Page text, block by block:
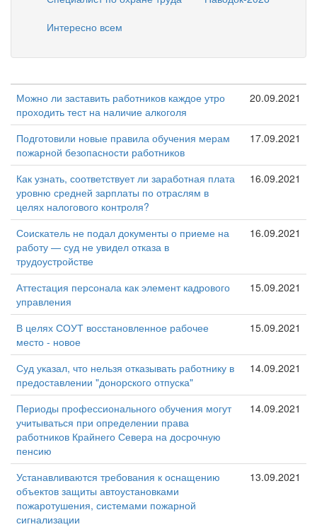
Интересно всем
Можно ли заставить работников каждое утро
проходить тест на наличие алкоголя
20.09.2021
Подготовили новые правила обучения мерам
пожарной безопасности работников
17.09.2021
Как узнать, соответствует ли заработная плата
уровню средней зарплаты по отраслям в
целях налогового контроля?
16.09.2021
Соискатель не подал документы о приеме на
работу — суд не увидел отказа в
трудоустройстве
16.09.2021
Аттестация персонала как элемент кадрового
управления
15.09.2021
В целях СОУТ восстановленное рабочее
место - новое
15.09.2021
Суд указал, что нельзя отказывать работнику в
предоставлении "донорского отпуска"
14.09.2021
Периоды профессионального обучения могут
учитываться при определении права
работников Крайнего Севера на досрочную
пенсию
14.09.2021
Устанавливаются требования к оснащению
объектов защиты автоустановками
пожаротушения, системами пожарной
сигнализации
13.09.2021